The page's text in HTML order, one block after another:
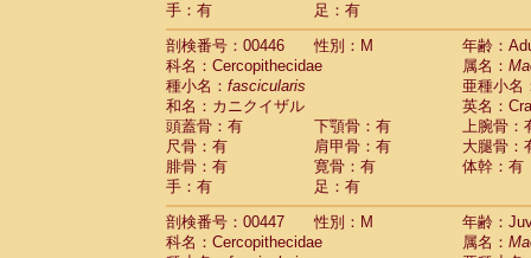
手：有
足：有
剖検番号：00446
性別：M
年齢：
科名：Cercopithecidae
属名：
種小名： fascicularis
亜種小名
和名：カニクイザル
英名：
頭蓋骨：有
下顎骨：有
上腕骨：
尺骨：有
肩甲骨：有
大腿骨：
腓骨：有
寛骨：有
体幹：有
手：有
足：有
剖検番号：00447
性別：M
年齢：
科名：Cercopithecidae
属名：